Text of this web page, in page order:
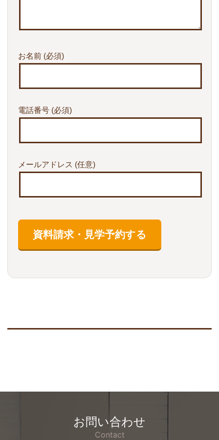
お名前 (必須)
電話番号 (必須)
メールアドレス (任意)
お問い合わせ
Contact